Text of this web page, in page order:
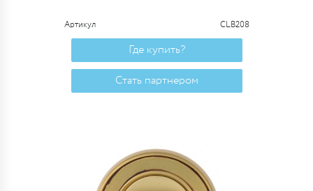
Артикул CLB208
Где купить?
Стать партнером